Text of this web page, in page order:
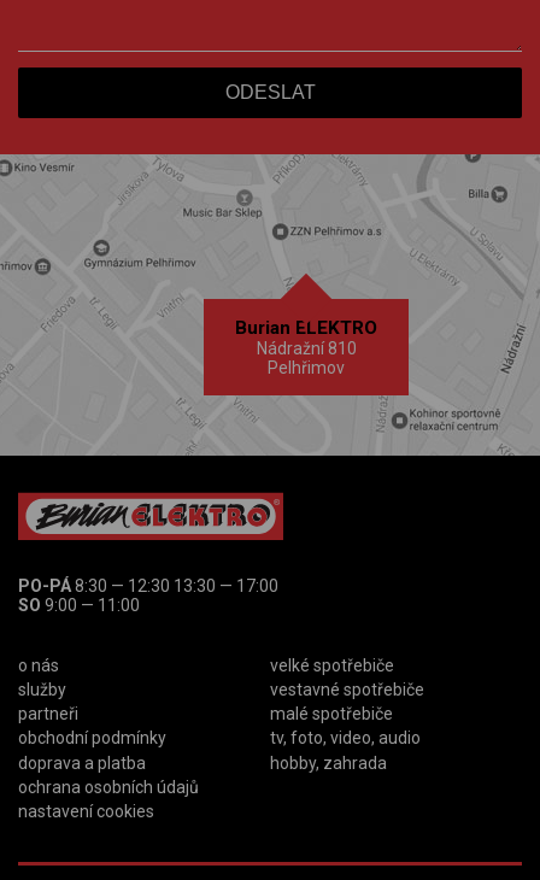
Burian ELEKTRO
Nádražní 810
Pelhřimov
PO-PÁ8:30 — 12:30 13:30 — 17:00
SO 9:00 — 11:00
o nás
služby
partneři
obchodní podmínky
doprava a platba
ochrana osobních údajů
nastavení cookies
velké spotřebiče
vestavné spotřebiče
malé spotřebiče
tv, foto, video, audio
hobby, zahrada